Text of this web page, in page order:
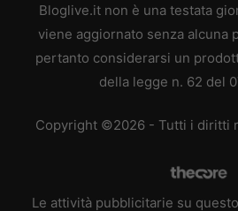
Bloglive.it non è una testata
viene aggiornato senza alcuna
pertanto considerarsi un
della legge n. 62 del
Copyright ©2026 - Tutti i diritti
Le attività pubblicitarie su